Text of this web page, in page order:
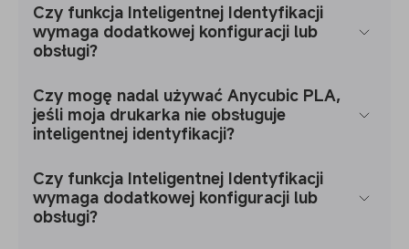
Czy funkcja Inteligentnej Identyfikacji
wymaga dodatkowej konfiguracji lub
obsługi?
Czy mogę nadal używać Anycubic PLA,
jeśli moja drukarka nie obsługuje
inteligentnej identyfikacji?
Czy funkcja Inteligentnej Identyfikacji
wymaga dodatkowej konfiguracji lub
obsługi?